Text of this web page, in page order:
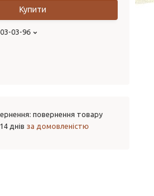
Купити
03-96
повернення товару
днів за домовленістю